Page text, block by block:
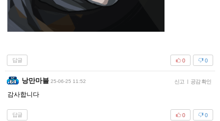
답글 0
0
낭만마블 25-06-25 11:52 신고 | 공감 확인
감사합니다
답글 0
0